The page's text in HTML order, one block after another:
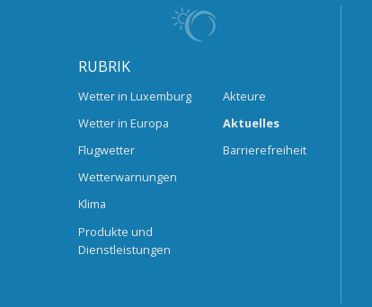
RUBRIK
Wetter in Luxemburg
Wetter in Europa
Flugwetter
Wetterwarnungen
Klima
Produkte und
Dienstleistungen
Akteure
Aktuelles
Barrierefreiheit